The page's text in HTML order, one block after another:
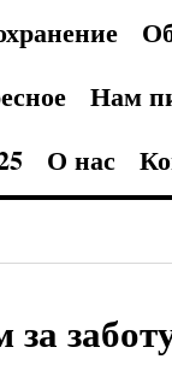
Нам
О нас
за